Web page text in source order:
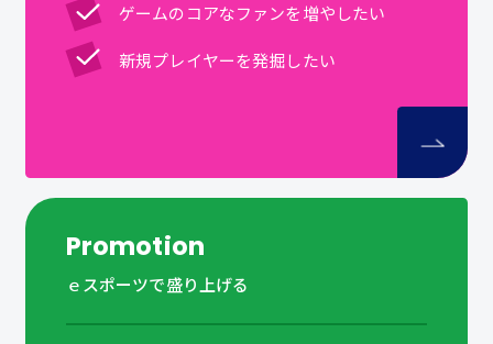
ゲームのコアなファンを増やしたい
新規プレイヤーを発掘したい
Promotion
ｅスポーツで盛り上げる